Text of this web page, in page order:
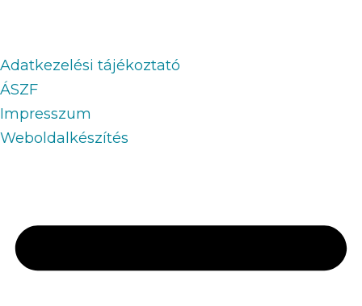
Adatkezelési tájékoztató
ÁSZF
Impresszum
Weboldalkészítés